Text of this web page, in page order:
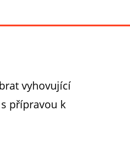
vyhovující
přípravou k